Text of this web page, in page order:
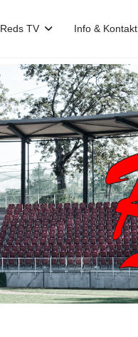
Reds TV Info & Kontakt